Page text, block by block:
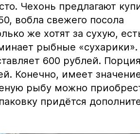
Чехонь предлагают
вобла свежего посола
же хотят за сухую,
рыбные
600 рублей. Порция
Конечно, имеет
рыбу можно
придётся